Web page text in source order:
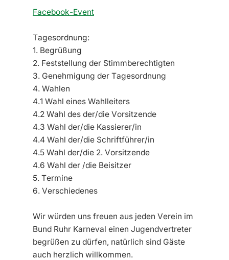
Facebook-Event
Tagesordnung:
1. Begrüßung
2. Feststellung der Stimmberechtigten
3. Genehmigung der Tagesordnung
4. Wahlen
4.1 Wahl eines Wahlleiters
4.2 Wahl des der/die Vorsitzende
4.3 Wahl der/die Kassierer/in
4.4 Wahl der/die Schriftführer/in
4.5 Wahl der/die 2. Vorsitzende
4.6 Wahl der /die Beisitzer
5. Termine
6. Verschiedenes
Wir würden uns freuen aus jeden Verein im
Bund Ruhr Karneval einen Jugendvertreter
begrüßen zu dürfen, natürlich sind Gäste
auch herzlich willkommen.